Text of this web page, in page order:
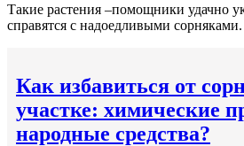
Такие растения –помощники удачно
справятся с надоедливыми сорняками.
Как избавиться от
участке: химические
народные средства?